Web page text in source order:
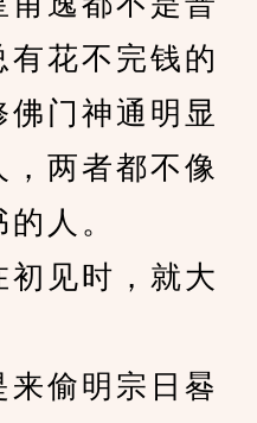
花不完钱的
门神通明显
两者都不像
人。
见时，就大
偷明宗日晷